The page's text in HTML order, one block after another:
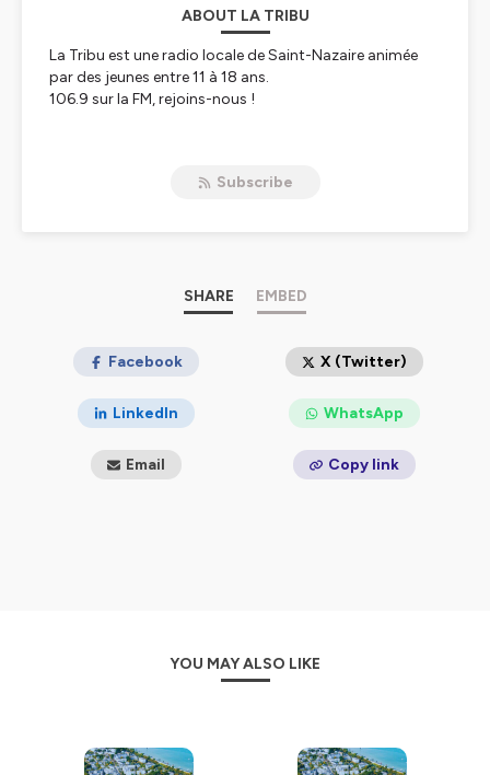
ABOUT LA TRIBU
La Tribu est une radio locale de Saint-Nazaire animée
par des jeunes entre 11 à 18 ans.
106.9 sur la FM, rejoins-nous !
Subscribe
SHARE EMBED
Facebook X (Twitter)
LinkedIn WhatsApp
Email Copy link
YOU MAY ALSO LIKE